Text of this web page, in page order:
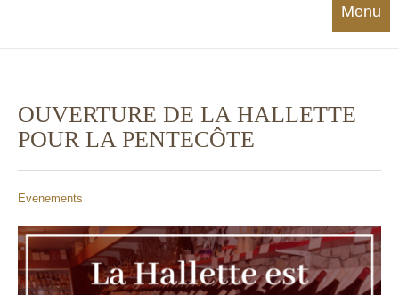
Menu
OUVERTURE DE LA HALLETTE
POUR LA PENTECÔTE
Evenements